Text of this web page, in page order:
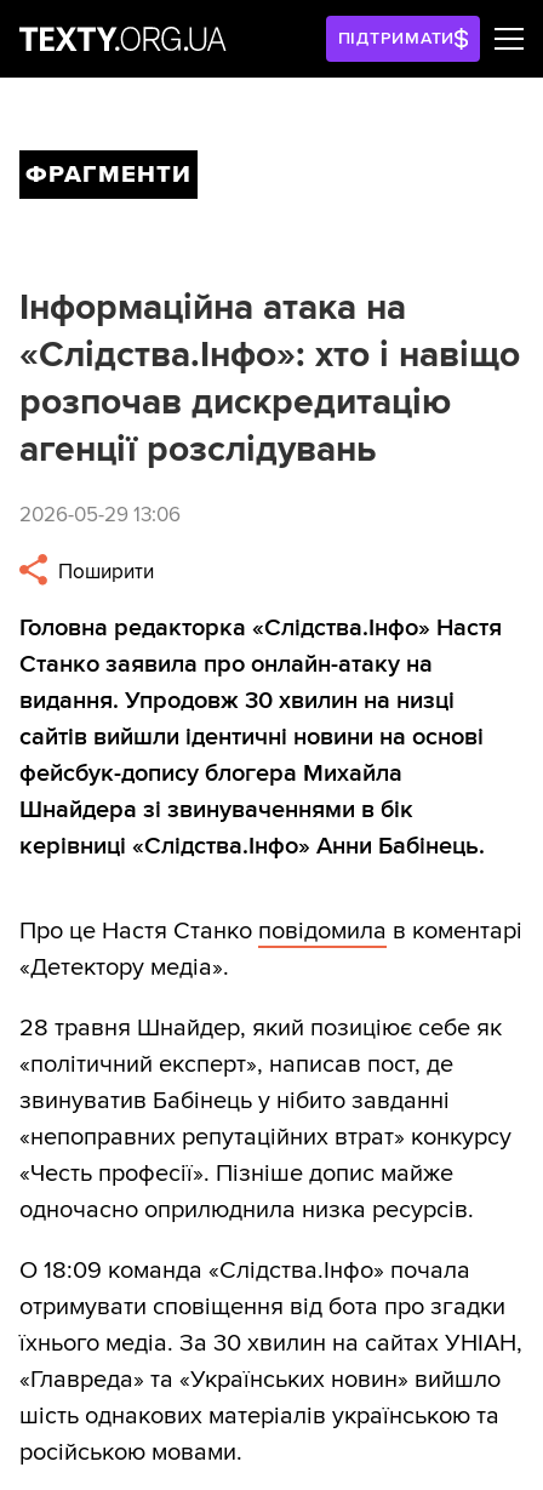
ПІДТРИМАТИ
ФРАГМЕНТИ
Інформаційна атака на
«Слідства.Інфо»: хто і навіщо
розпочав дискредитацію
агенції розслідувань
2026-05-29 13:06
Поширити
Головна редакторка «Слідства.Інфо» Настя
Станко заявила про онлайн-атаку на
видання. Упродовж 30 хвилин на низці
сайтів вийшли ідентичні новини на основі
фейсбук-допису блогера Михайла
Шнайдера зі звинуваченнями в бік
керівниці «Слідства.Інфо» Анни Бабінець.
Про це Настя Станко повідомила в коментарі
«Детектору медіа».
28 травня Шнайдер, який позиціює себе як
«політичний експерт», написав пост, де
звинуватив Бабінець у нібито завданні
«непоправних репутаційних втрат» конкурсу
«Честь професії». Пізніше допис майже
одночасно оприлюднила низка ресурсів.
О 18:09 команда «Слідства.Інфо» почала
отримувати сповіщення від бота про згадки
їхнього медіа. За 30 хвилин на сайтах УНІАН,
«Главреда» та «Українських новин» вийшло
шість однакових матеріалів українською та
російською мовами.